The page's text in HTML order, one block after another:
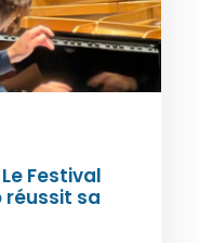
Festival
sa